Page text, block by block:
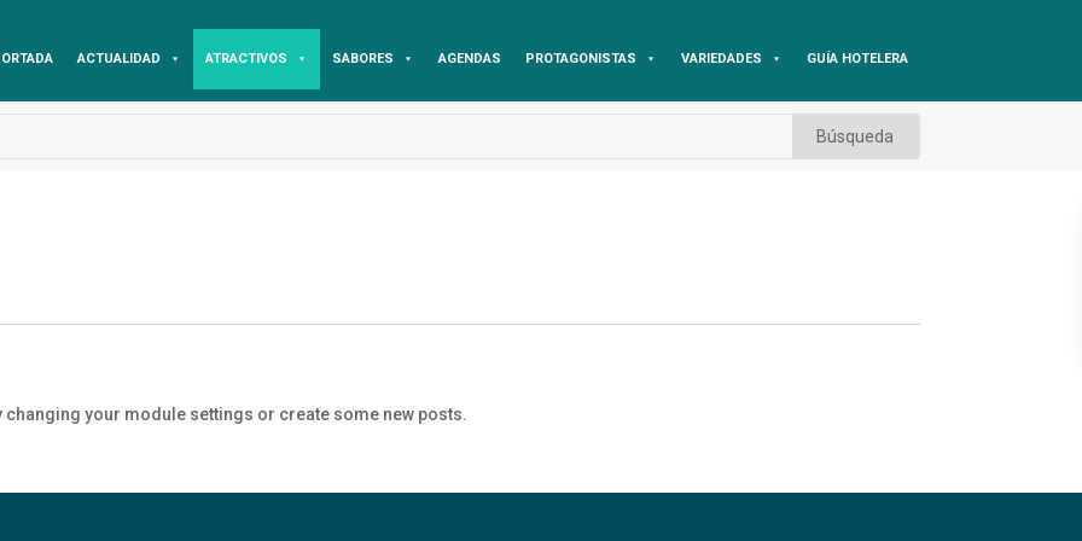
ACTUALIDAD ATRACTIVOS SABORES AGENDAS PROTAGONISTAS VARIEDADES GUÍA HOTELERA
your module settings or create some new posts.